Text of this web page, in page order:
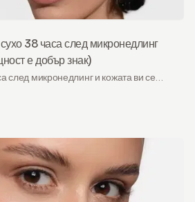
38 часа след микронедлинг
е добър знак)
след микронедлинг и кожата ви се
или леко лющеща се, нека първо ви